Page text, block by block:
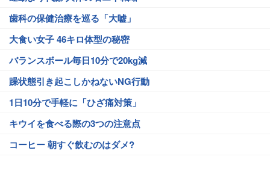
歯科の保健治療を巡る「大嘘」
大食い女子 46キロ体型の秘密
バランスボール毎日10分で20kg減
躁状態引き起こしかねないNG行動
1日10分で手軽に「ひざ痛対策」
キウイを食べる際の3つの注意点
コーヒー 朝すぐ飲むのはダメ?